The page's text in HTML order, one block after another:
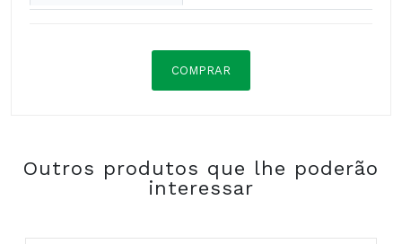
COMPRAR
COMPRAR
Outros produtos que lhe poderão
interessar